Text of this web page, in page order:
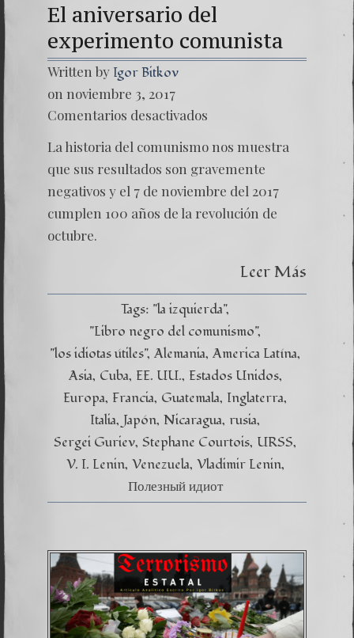
El aniversario del
experimento comunista
Written by Igor Bitkov
on noviembre 3, 2017
Comentarios desactivados
La historia del comunismo nos muestra
que sus resultados son gravemente
negativos y el 7 de noviembre del 2017
cumplen 100 años de la revolución de
octubre.
Leer Más
Tags: "la izquierda"
"Libro negro del comunismo"
"los idiotas útiles" Alemania America Latína
Asia Cuba EE. UU. Estados Unidos
Europa Francia Guatemala Inglaterra
Italia Japón Nicaragua rusia
Sergei Guriev Stephane Courtois URSS
V. I. Lenin Venezuela Vladimir Lenin
Полезный идиот